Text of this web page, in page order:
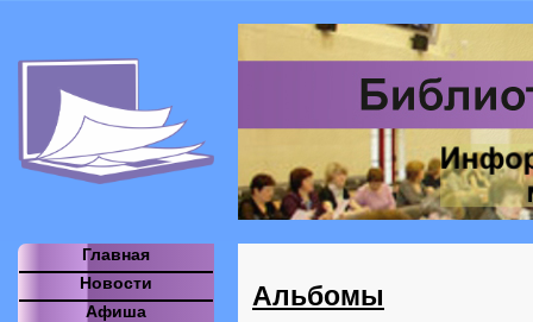
Альбомы
Главная
Новости
Афиша